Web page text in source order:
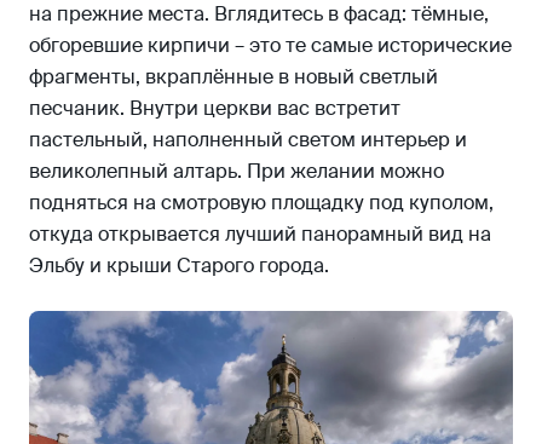
на прежние места. Вглядитесь в фасад: тёмные,
обгоревшие кирпичи – это те самые исторические
фрагменты, вкраплённые в новый светлый
песчаник. Внутри церкви вас встретит
пастельный, наполненный светом интерьер и
великолепный алтарь. При желании можно
подняться на смотровую площадку под куполом,
откуда открывается лучший панорамный вид на
Эльбу и крыши Старого города.